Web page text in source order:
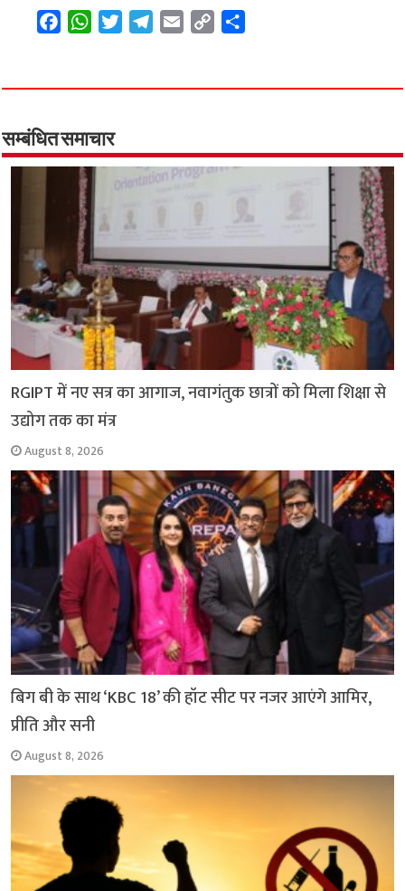
F
e
o
o
W
t
A
p
p
T
t
r
T
e
a
m
E
i
C
y
n
r
सम्बंधित समाचार
RGIPT में नए सत्र का आगाज, नवागंतुक छात्रों को मिला शिक्षा से
उद्योग तक का मंत्र
August 8, 2026
बिग बी के साथ ‘KBC 18’ की हॉट सीट पर नजर आएंगे आमिर,
प्रीति और सनी
August 8, 2026